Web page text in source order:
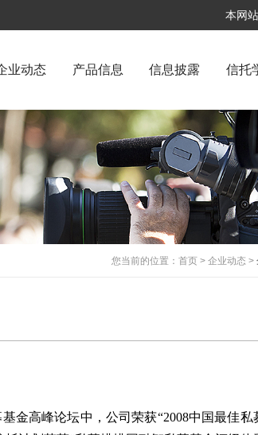
本网
业动态 产品信息 信息披露 信托
您当前的位置：首页 >企业动态 >
金高峰论坛中，公司荣获“2008中国最佳私